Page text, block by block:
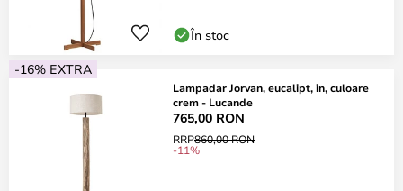
În stoc
-16% EXTRA
Lampadar Jorvan, eucalipt, in, culoare
crem - Lucande
765,00 RON
RRP860,00 RON
-11%